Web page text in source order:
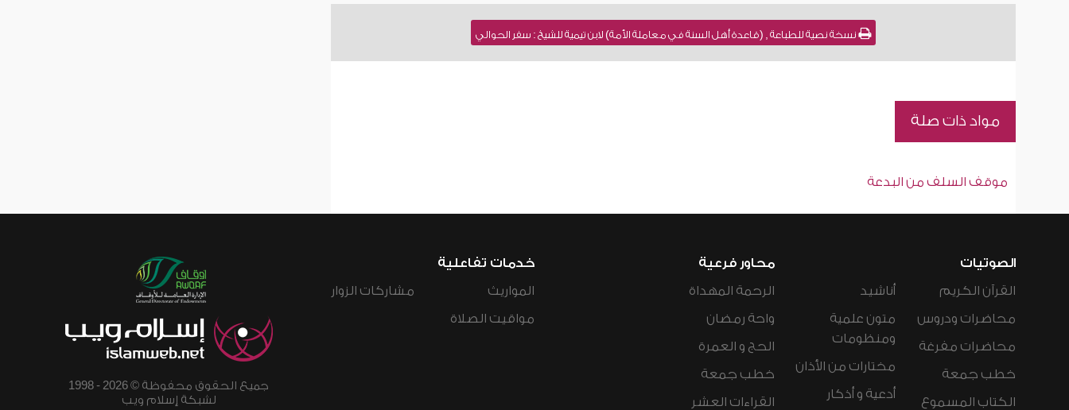
نسخة نصية للطباعة , (قاعدة أهل السنة في معاملة الأمة) لابن تيمية للشيخ : سفر الحوالي
مواد ذات صلة
موقف السلف من البدعة
الصوتيات
القرآن الكريم
محاضرات ودروس
محاضرات مفرغة
خطب جمعة
الكتاب المسموع
أناشيد
متون علمية
ومنظومات
مختارات من الأذان
أدعية و أذكار
محاور فرعية
الرحمة المهداة
واحة رمضان
الحج و العمرة
خطب جمعة
القراءات العشر
خدمات تفاعلية
المواريث
مواقيت الصلاة
مشاركات الزوار
جميع الحقوق محفوظة © 2026 - 1998
لشبكة إسلام ويب